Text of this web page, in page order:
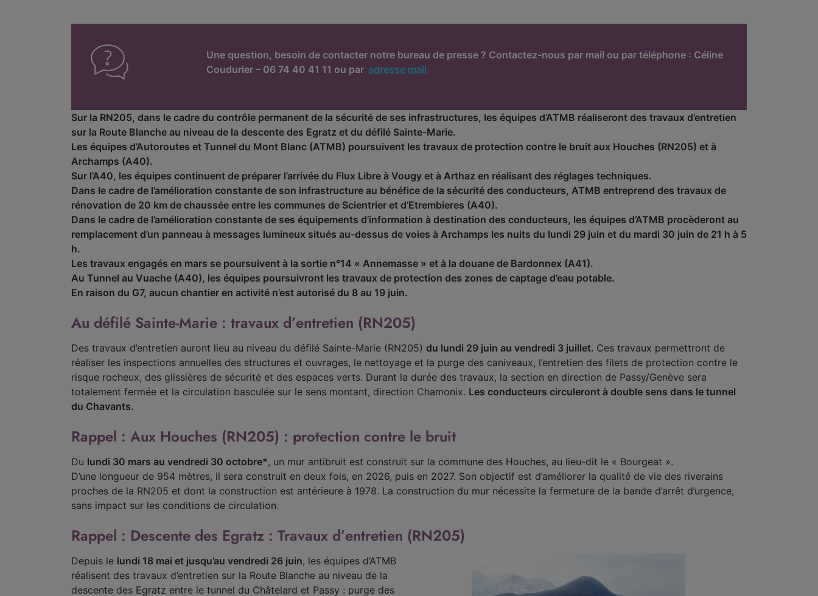
Une question, besoin de contacter notre bureau de presse ? Contactez-nous par mail ou par téléphone : Céline
Coudurier – 06 74 40 41 11 ou par adresse mail
Sur la RN205, dans le cadre du contrôle permanent de la sécurité de ses infrastructures, les équipes d’ATMB réaliseront des travaux d’entretien
sur la Route Blanche au niveau de la descente des Egratz et du défilé Sainte-Marie.
Les équipes d’Autoroutes et Tunnel du Mont Blanc (ATMB) poursuivent les travaux de protection contre le bruit aux Houches (RN205) et à
Archamps (A40).
Sur l’A40, les équipes continuent de préparer l’arrivée du Flux Libre à Vougy et à Arthaz en réalisant des réglages techniques.
Dans le cadre de l’amélioration constante de son infrastructure au bénéfice de la sécurité des conducteurs, ATMB entreprend des travaux de
rénovation de 20 km de chaussée entre les communes de Scientrier et d’Etrembieres (A40).
Dans le cadre de l’amélioration constante de ses équipements d’information à destination des conducteurs, les équipes d’ATMB procèderont au
remplacement d’un panneau à messages lumineux situés au-dessus de voies à Archamps les nuits du lundi 29 juin et du mardi 30 juin de 21 h à 5
h.
Les travaux engagés en mars se poursuivent à la sortie n°14 « Annemasse » et à la douane de Bardonnex (A41).
Au Tunnel au Vuache (A40), les équipes poursuivront les travaux de protection des zones de captage d’eau potable.
En raison du G7, aucun chantier en activité n’est autorisé du 8 au 19 juin.
Au défilé Sainte-Marie : travaux d’entretien (RN205)
Des travaux d’entretien auront lieu au niveau du défilé Sainte-Marie (RN205) du lundi 29 juin au vendredi 3 juillet. Ces travaux permettront de
réaliser les inspections annuelles des structures et ouvrages, le nettoyage et la purge des caniveaux, l’entretien des filets de protection contre le
risque rocheux, des glissières de sécurité et des espaces verts. Durant la durée des travaux, la section en direction de Passy/Genève sera
totalement fermée et la circulation basculée sur le sens montant, direction Chamonix. Les conducteurs circuleront à double sens dans le tunnel
du Chavants.
Rappel : Aux Houches (RN205) : protection contre le bruit
Du lundi 30 mars au vendredi 30 octobre*, un mur antibruit est construit sur la commune des Houches, au lieu-dit le « Bourgeat ».
D’une longueur de 954 mètres, il sera construit en deux fois, en 2026, puis en 2027. Son objectif est d’améliorer la qualité de vie des riverains
proches de la RN205 et dont la construction est antérieure à 1978. La construction du mur nécessite la fermeture de la bande d’arrêt d’urgence,
sans impact sur les conditions de circulation.
Rappel : Descente des Egratz : Travaux d’entretien (RN205)
Depuis le lundi 18 mai et jusqu’au vendredi 26 juin, les équipes d’ATMB
réalisent des travaux d’entretien sur la Route Blanche au niveau de la
descente des Egratz entre le tunnel du Châtelard et Passy : purge des